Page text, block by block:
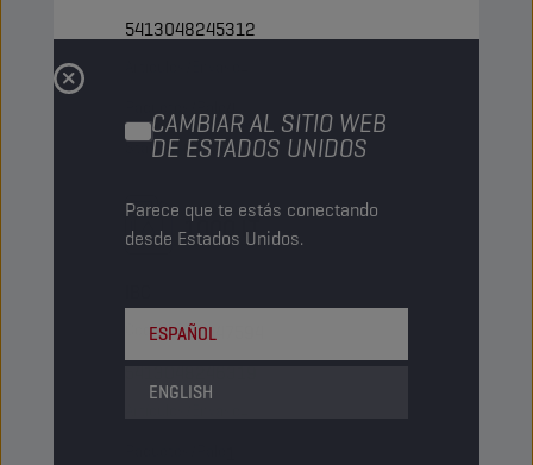
CAMBIAR AL SITIO WEB
DE ESTADOS UNIDOS
Parece que te estás conectando
desde Estados Unidos.
ESPAÑOL
ENGLISH
5413048245312
4
Status NORMAL
1000 LT
Código PN1047594